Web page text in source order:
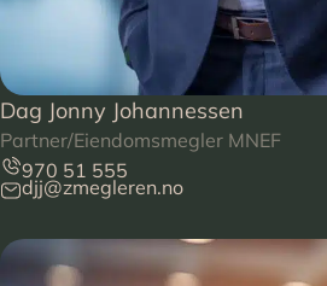
Dag Jonny Johannessen
Partner/Eiendomsmegler MNEF
970 51 555
djj@zmegleren.no